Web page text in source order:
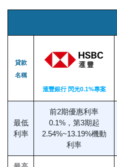
貸款
名稱
滙豐銀行 閃光0.1%專案
最低
利率
前2期優惠利率
0.1%，第3期起
2.54%~13.19%機動
利率